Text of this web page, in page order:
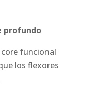
profundo
funcional
los flexores